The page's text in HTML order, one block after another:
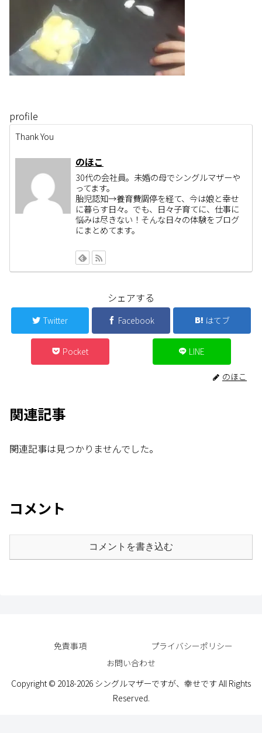
profile
Thank You
のほこ
30代の会社員。未婚の母でシングルマザーや
ってます。
胎児認知→養育費調停を経て、今は娘と幸せ
に暮らす日々。でも、日々子育てに、仕事に
悩みは尽きない！そんな日々の体験をブログ
にまとめてます。
シェアする
Twitter Facebook はてブ
Pocket LINE
のほこ
関連記事
関連記事は見つかりませんでした。
コメント
コメントを書き込む
免責事項
プライバシーポリシー
お問い合わせ
Copyright © 2018-2026 シングルマザーですが、幸せです All Rights
Reserved.